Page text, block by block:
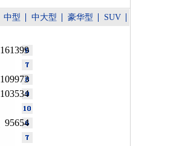
中型 中大型 豪华型 SUV
161399
109973
103534
95654